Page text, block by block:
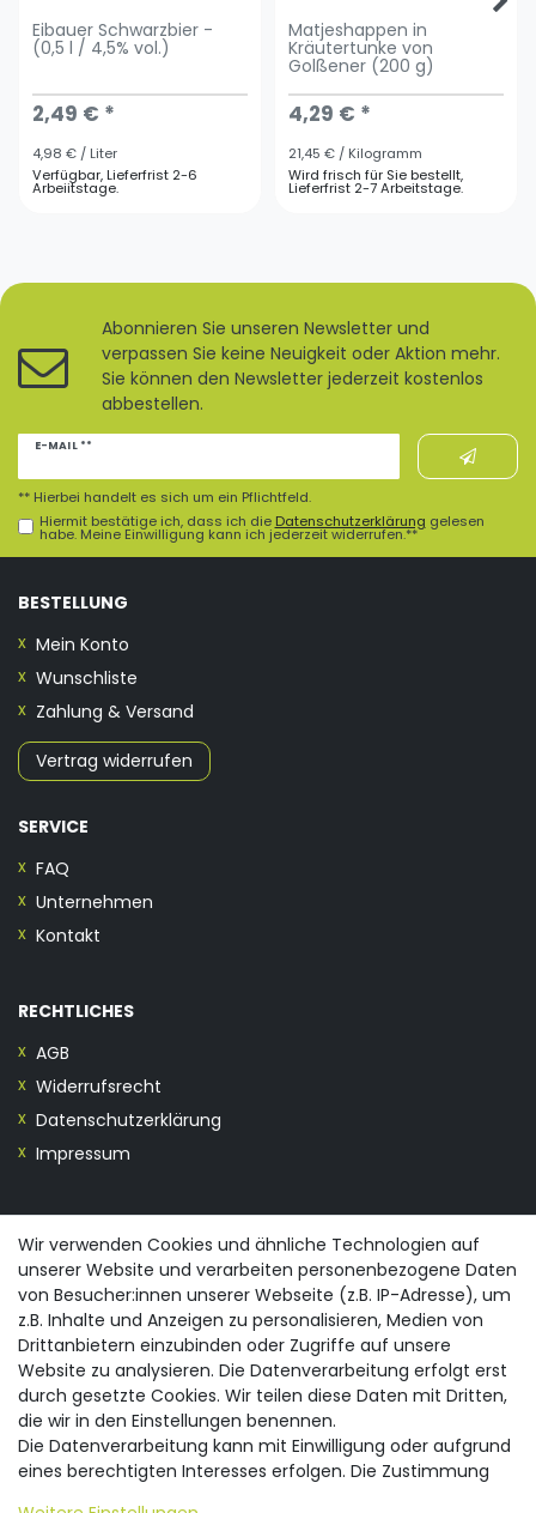
Eibauer Schwarzbier -
(0,5 l / 4,5% vol.)
2,49 € *
4,98 € / Liter
Verfügbar, Lieferfrist 2-6
Arbeiitstage.
Matjeshappen in
Kräutertunke von
Golßener (200 g)
4,29 € *
21,45 € / Kilogramm
Wird frisch für Sie bestellt,
Lieferfrist 2-7 Arbeitstage.
Abonnieren Sie unseren Newsletter und
verpassen Sie keine Neuigkeit oder Aktion mehr.
Sie können den Newsletter jederzeit kostenlos
abbestellen.
E-MAIL **
Newsletter
Hiermit bestätige ich, dass ich die Daten­schutz­erklärung gelesen
habe. Meine Einwilligung kann ich jederzeit widerrufen.**
** Hierbei handelt es sich um ein Pflichtfeld.
BESTELLUNG
Mein Konto
Wunschliste
Zahlung & Versand
Vertrag widerrufen
SERVICE
FAQ
Unternehmen
Kontakt
RECHTLICHES
AGB
Widerrufsrecht
Datenschutzerklärung
Impressum
0355/28913230
info@spreewald-praesente.de
Gubener Straße 19, 03042 Cottbus
© 2026 spreewald-praesente.de | Design by neoprisma
Wir verwenden Cookies und ähnliche Technologien auf
unserer Website und verarbeiten personenbezogene Daten
von Besucher:innen unserer Webseite (z.B. IP-Adresse), um
z.B. Inhalte und Anzeigen zu personalisieren, Medien von
Drittanbietern einzubinden oder Zugriffe auf unsere
Website zu analysieren. Die Datenverarbeitung erfolgt erst
durch gesetzte Cookies. Wir teilen diese Daten mit Dritten,
die wir in den Einstellungen benennen.
Die Datenverarbeitung kann mit Einwilligung oder aufgrund
eines berechtigten Interesses erfolgen. Die Zustimmung